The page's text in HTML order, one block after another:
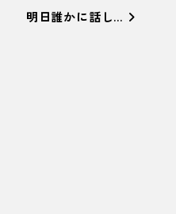
明日誰かに話し…